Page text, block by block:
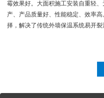
霉效果好。大面积施工安装自重轻
产、产品质量好、性能稳定、效率
择，解决了传统外墙保温系统易开裂